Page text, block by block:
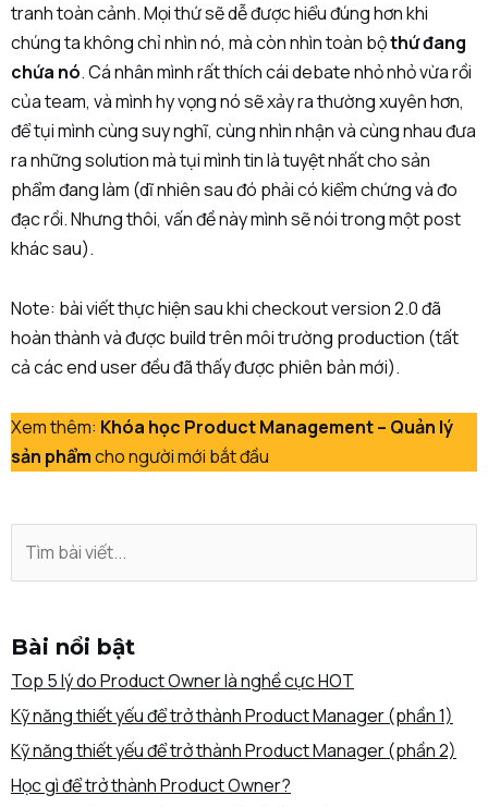
tranh toàn cảnh. Mọi thứ sẽ dễ được hiểu đúng hơn khi
chúng ta không chỉ nhìn nó, mà còn nhìn toàn bộthứ đang
chứa nó. Cá nhân mình rất thích cái debate nhỏ nhỏ vừa rồi
của team, và mình hy vọng nó sẽ xảy ra thường xuyên hơn,
để tụi mình cùng suy nghĩ, cùng nhìn nhận và cùng nhau đưa
ra những solution mà tụi mình tin là tuyệt nhất cho sản
phẩm đang làm (dĩ nhiên sau đó phải có kiểm chứng và đo
đạc rồi. Nhưng thôi, vấn đề này mình sẽ nói trong một post
khác sau).
Note: bài viết thực hiện sau khi checkout version 2.0 đã
hoàn thành và được build trên môi trường production (tất
cả các end user đều đã thấy được phiên bản mới).
Xem thêm: Khóa học Product Management – Quản lý
sản phẩmcho người mới bắt đầu
Bài nổi bật
Top 5 lý do Product Owner là nghề cực HOT
Kỹ năng thiết yếu để trở thành Product Manager (phần 1)
Kỹ năng thiết yếu để trở thành Product Manager (phần 2)
Học gì để trở thành Product Owner?